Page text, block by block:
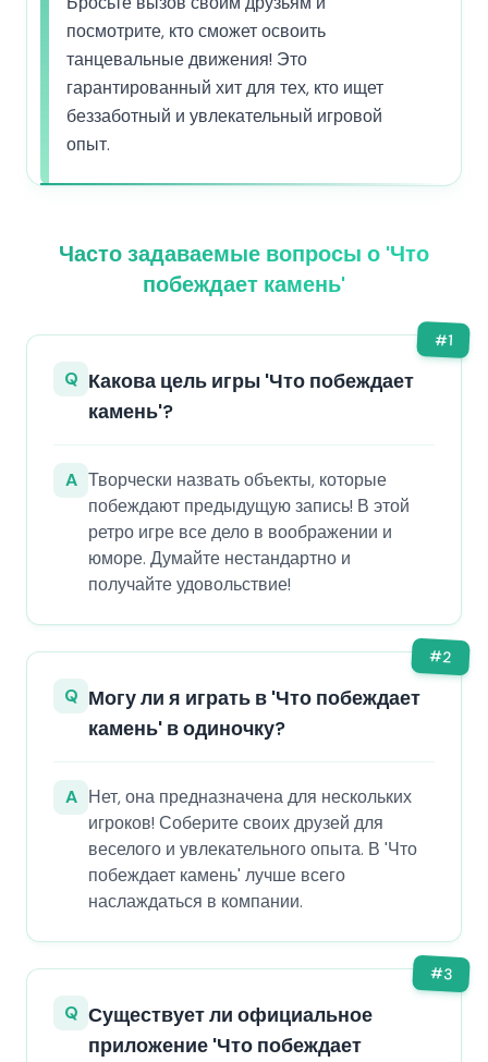
посмотрите, кто сможет освоить
танцевальные движения! Это
гарантированный хит для тех, кто ищет
беззаботный и увлекательный игровой
опыт.
Часто задаваемые вопросы о 'Что
побеждает камень'
#1
Q Какова цель игры 'Что побеждает
камень'?
A Творчески назвать объекты, которые
побеждают предыдущую запись! В этой
ретро игре все дело в воображении и
юморе. Думайте нестандартно и
получайте удовольствие!
#2
Q Могу ли я играть в 'Что побеждает
камень' в одиночку?
A Нет, она предназначена для нескольких
игроков! Соберите своих друзей для
веселого и увлекательного опыта. В 'Что
побеждает камень' лучше всего
наслаждаться в компании.
#3
Q Существует ли официальное
приложение 'Что побеждает